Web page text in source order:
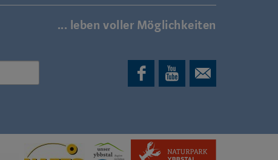
... leben voller Möglichkeiten